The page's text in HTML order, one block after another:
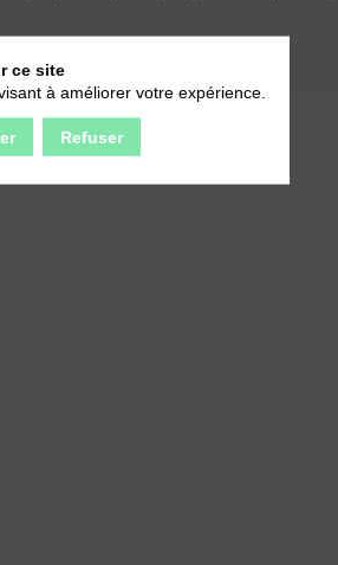
ce site
à améliorer votre expérience.
Refuser